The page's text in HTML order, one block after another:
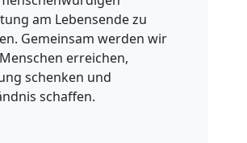
am Lebensende zu
Gemeinsam werden wir
erreichen,
schenken und
schaffen.